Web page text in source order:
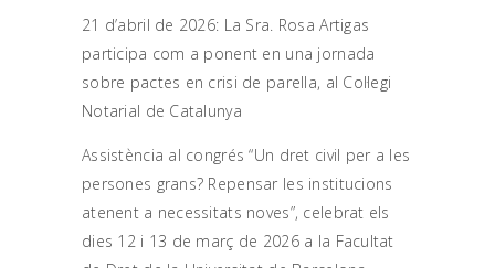
21 d’abril de 2026: La Sra. Rosa Artigas
participa com a ponent en una jornada
sobre pactes en crisi de parella, al Col·legi
Notarial de Catalunya
Assistència al congrés “Un dret civil per a les
persones grans? Repensar les institucions
atenent a necessitats noves”, celebrat els
dies 12 i 13 de març de 2026 a la Facultat